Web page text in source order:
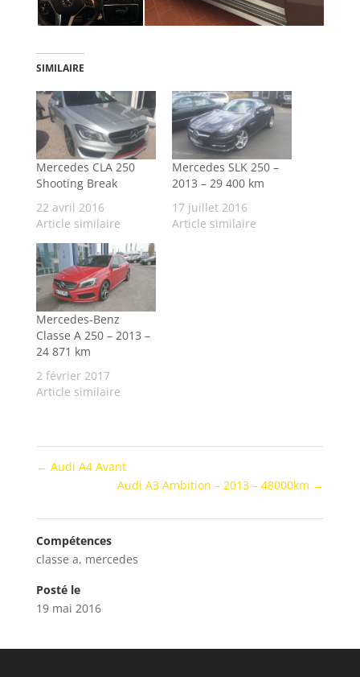
SIMILAIRE
Mercedes CLA 250
Shooting Break
22 avril 2016
Article similaire
Mercedes SLK 250 –
2013 – 29 400 km
17 juillet 2016
Article similaire
Mercedes-Benz
Classe A 250 – 2013 –
24 871 km
2 février 2017
Article similaire
← Audi A4 Avant
Audi A3 Ambition – 2013 – 48000km →
Compétences
classe a, mercedes
Posté le
19 mai 2016